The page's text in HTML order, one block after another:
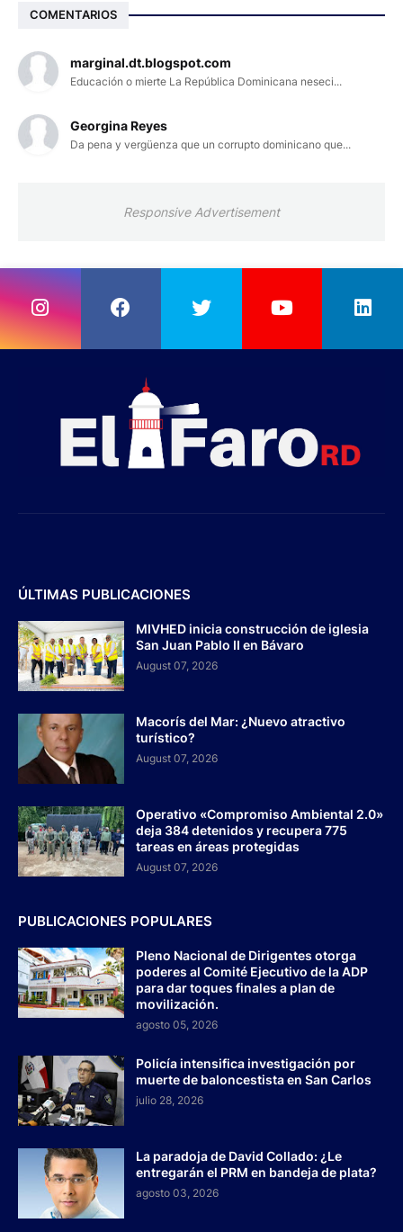
COMENTARIOS
marginal.dt.blogspot.com
Educación o mierte La República Dominicana neseci...
Georgina Reyes
Da pena y vergüenza que un corrupto dominicano que...
Responsive Advertisement
ÚLTIMAS PUBLICACIONES
MIVHED inicia construcción de iglesia
San Juan Pablo II en Bávaro
August 07, 2026
Macorís del Mar: ¿Nuevo atractivo
turístico?
August 07, 2026
Operativo «Compromiso Ambiental 2.0»
deja 384 detenidos y recupera 775
tareas en áreas protegidas
August 07, 2026
PUBLICACIONES POPULARES
Pleno Nacional de Dirigentes otorga
poderes al Comité Ejecutivo de la ADP
para dar toques finales a plan de
movilización.
agosto 05, 2026
Policía intensifica investigación por
muerte de baloncestista en San Carlos
julio 28, 2026
La paradoja de David Collado: ¿Le
entregarán el PRM en bandeja de plata?
agosto 03, 2026